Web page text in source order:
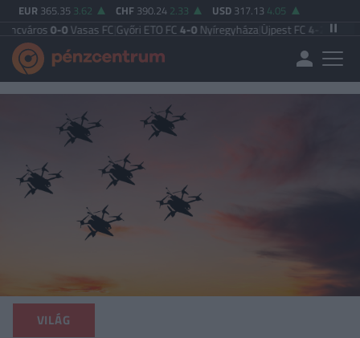
EUR 365.35 3.62 CHF 390.24 2.33 USD 317.13 4.05
0-0Vasas FC|Győri ETO FC4-0Nyíregyháza|Újpest FC4-2Debreceni VSC
VILÁG